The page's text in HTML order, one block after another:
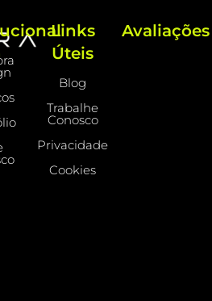
Links
Úteis
Blog
Trabalhe
Conosco
Privacidade
Cookies
Avaliações